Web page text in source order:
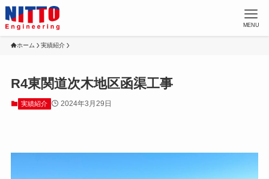
MENU
ホーム 実績紹介
R4東関道次木地区函渠工事
実績紹介 2024年3月29日